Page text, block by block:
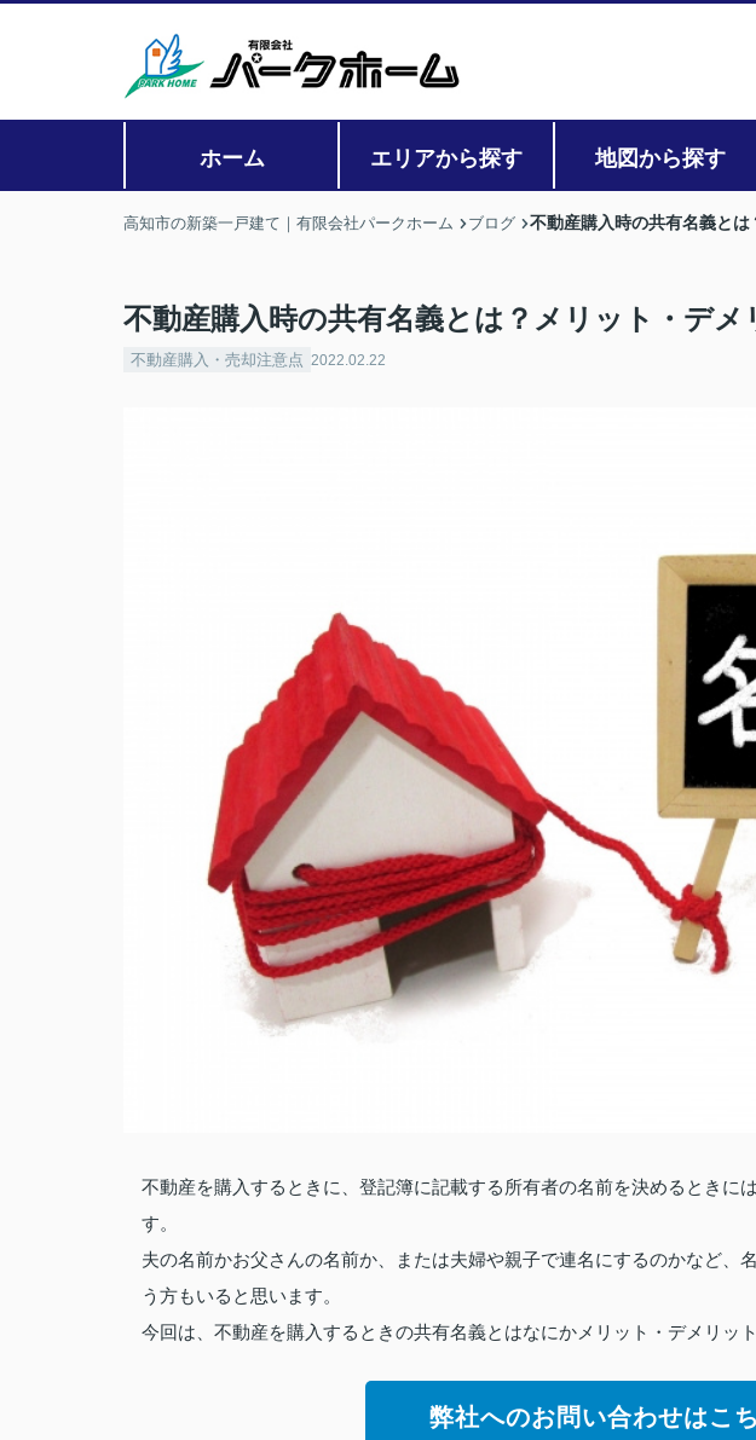
ホーム エリアから探す 地図から探す
高知市の新築一戸建て｜有限会社パークホーム ブログ 不動産購入時の共有名義と
不動産購入時の共有名義とは？メリット・デメ
不動産購入・売却注意点 2022.02.22
不動産を購入するときに、登記簿に記載する所有者の名前を決めるときに
す。
夫の名前かお父さんの名前か、または夫婦や親子で連名にするのかなど、
う方もいると思います。
今回は、不動産を購入するときの共有名義とはなにかメリット・デメリッ
弊社へのお問い合わせはこ